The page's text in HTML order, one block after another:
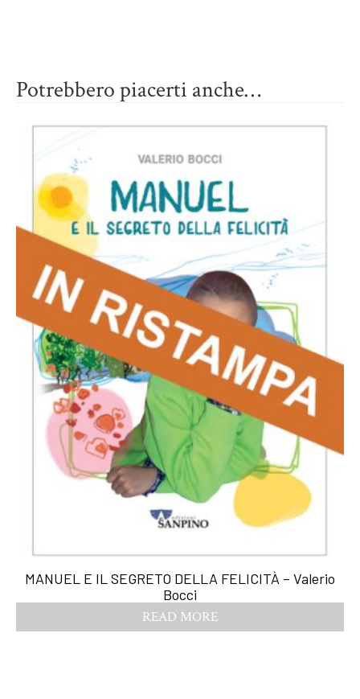
Potrebbero piacerti anche…
MANUEL E IL SEGRETO DELLA FELICITÀ – Valerio
Bocci
READ MORE